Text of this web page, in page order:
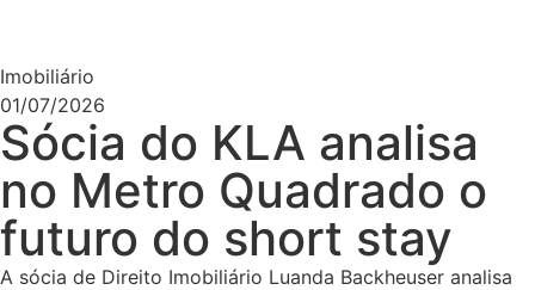
Imobiliário
01/07/2026
Sócia do KLA analisa
no Metro Quadrado o
futuro do short stay
A sócia de Direito Imobiliário Luanda Backheuser analisa